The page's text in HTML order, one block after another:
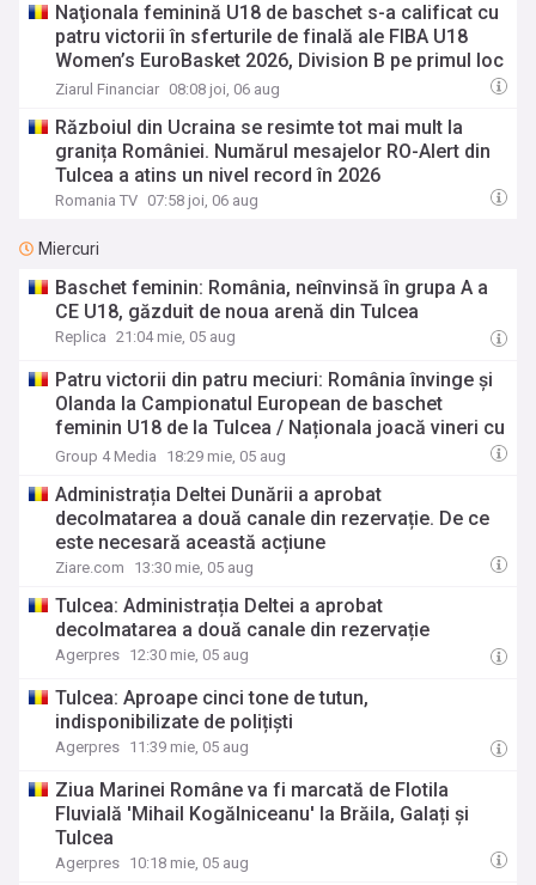
Naţionala feminină U18 de baschet s-a calificat cu
patru victorii în sferturile de finală ale FIBA U18
Women’s EuroBasket 2026, Division B pe primul loc
în Grupa A. Vineri joacă la Tulcea împotriva
Ziarul Financiar 08:08 joi, 06 aug
Războiul din Ucraina se resimte tot mai mult la
granița României. Numărul mesajelor RO-Alert din
Tulcea a atins un nivel record în 2026
Romania TV 07:58 joi, 06 aug
Miercuri
Baschet feminin: România, neînvinsă în grupa A a
CE U18, găzduit de noua arenă din Tulcea
Replica 21:04 mie, 05 aug
Patru victorii din patru meciuri: România învinge și
Olanda la Campionatul European de baschet
feminin U18 de la Tulcea / Naționala joacă vineri cu
Bulgaria în sferturile de finală
Group 4 Media 18:29 mie, 05 aug
Administrația Deltei Dunării a aprobat
decolmatarea a două canale din rezervație. De ce
este necesară această acțiune
Ziare.com 13:30 mie, 05 aug
Tulcea: Administrația Deltei a aprobat
decolmatarea a două canale din rezervație
Agerpres 12:30 mie, 05 aug
Tulcea: Aproape cinci tone de tutun,
indisponibilizate de polițiști
Agerpres 11:39 mie, 05 aug
Ziua Marinei Române va fi marcată de Flotila
Fluvială 'Mihail Kogălniceanu' la Brăila, Galați și
Tulcea
Agerpres 10:18 mie, 05 aug